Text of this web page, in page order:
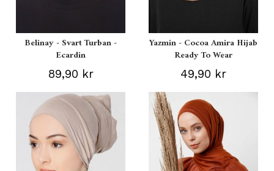
Belinay - Svart Turban -
Ecardin
89,90 kr
Yazmin - Cocoa Amira Hijab
Ready To Wear
49,90 kr